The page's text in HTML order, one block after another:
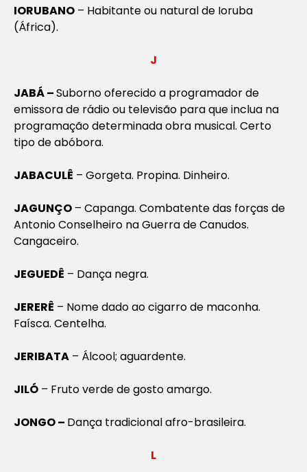
IORUBANO – Habitante ou natural de Ioruba
(África).
J
JABÁ –Suborno oferecido a programador de
emissora de rádio ou televisão para que inclua na
programação determinada obra musical. Certo
tipo de abóbora.
JABACULÊ – Gorgeta. Propina. Dinheiro.
JAGUNÇO – Capanga. Combatente das forças de
Antonio Conselheiro na Guerra de Canudos.
Cangaceiro.
JEGUEDÊ – Dança negra.
JERERÊ – Nome dado ao cigarro de maconha.
Faísca. Centelha.
JERIBATA – Álcool; aguardente.
JILÓ – Fruto verde de gosto amargo.
JONGO – Dança tradicional afro-brasileira.
L